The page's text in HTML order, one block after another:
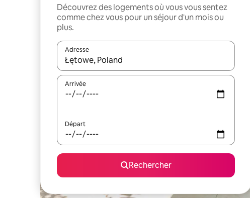
Découvrez des logements où vous vous sentez
comme chez vous pour un séjour d'un mois ou
plus.
Adresse
Lorsque les résultats s'affichent, utilisez les flèches vers
Arrivée
Départ
Rechercher